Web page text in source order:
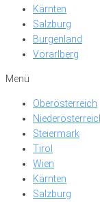
Kärnten
Salzburg
Burgenland
Vorarlberg
Menü
Oberösterreich
Steiermark
Tirol
Wien
Kärnten
Salzburg